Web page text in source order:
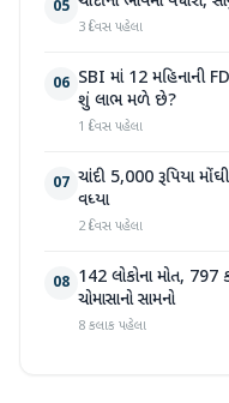
05
3 દિવસ પહેલા
06 SBI માં 12 મહિનાની
શું લાભ મળે છે?
1 દિવસ પહેલા
07 ચાંદી 5,000 રૂપિયા
વધ્યા
2 દિવસ પહેલા
08 142 લોકોના મોત, 797
ચોમાસાનો સામનો
8 કલાક પહેલા